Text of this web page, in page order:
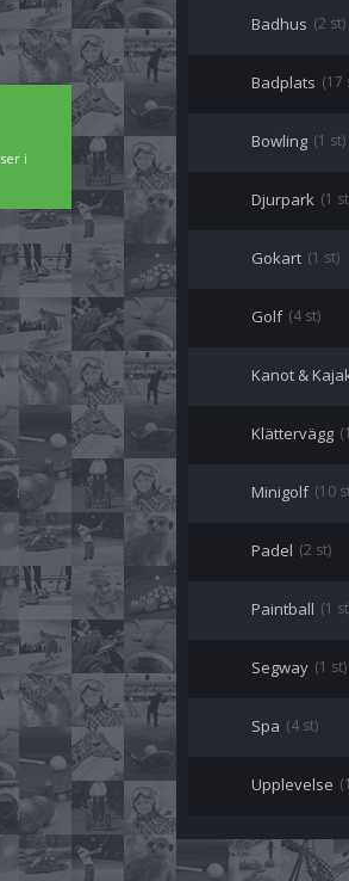
Badhus (2 st)
Badplats (17
Bowling (1 st)
Djurpark (1
Gokart (1 st)
Golf (4 st)
Kanot &
Klättervägg
Minigolf (10
Padel (2 st)
Paintball (1
Segway (1 st)
Spa (4 st)
Upplevelse
i